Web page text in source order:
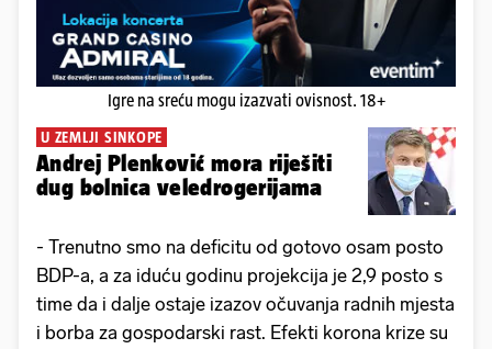
Igre na sreću mogu izazvati ovisnost. 18+
U ZEMLJI SINKOPE
Andrej Plenković mora riješiti
dug bolnica veledrogerijama
- Trenutno smo na deficitu od gotovo osam posto
BDP-a, a za iduću godinu projekcija je 2,9 posto s
time da i dalje ostaje izazov očuvanja radnih mjesta
i borba za gospodarski rast. Efekti korona krize su